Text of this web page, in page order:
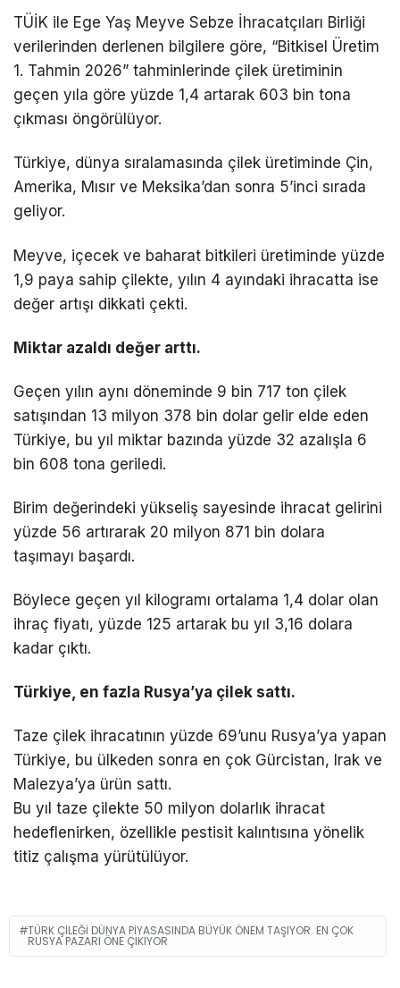
TÜİK ile Ege Yaş Meyve Sebze İhracatçıları Birliği
verilerinden derlenen bilgilere göre, “Bitkisel Üretim
1. Tahmin 2026” tahminlerinde çilek üretiminin
geçen yıla göre yüzde 1,4 artarak 603 bin tona
çıkması öngörülüyor.
Türkiye, dünya sıralamasında çilek üretiminde Çin,
Amerika, Mısır ve Meksika’dan sonra 5’inci sırada
geliyor.
Meyve, içecek ve baharat bitkileri üretiminde yüzde
1,9 paya sahip çilekte, yılın 4 ayındaki ihracatta ise
değer artışı dikkati çekti.
Miktar azaldı değer arttı.
Geçen yılın aynı döneminde 9 bin 717 ton çilek
satışından 13 milyon 378 bin dolar gelir elde eden
Türkiye, bu yıl miktar bazında yüzde 32 azalışla 6
bin 608 tona geriledi.
Birim değerindeki yükseliş sayesinde ihracat gelirini
yüzde 56 artırarak 20 milyon 871 bin dolara
taşımayı başardı.
Böylece geçen yıl kilogramı ortalama 1,4 dolar olan
ihraç fiyatı, yüzde 125 artarak bu yıl 3,16 dolara
kadar çıktı.
Türkiye, en fazla Rusya’ya çilek sattı.
Taze çilek ihracatının yüzde 69’unu Rusya’ya yapan
Türkiye, bu ülkeden sonra en çok Gürcistan, Irak ve
Malezya’ya ürün sattı.
Bu yıl taze çilekte 50 milyon dolarlık ihracat
hedeflenirken, özellikle pestisit kalıntısına yönelik
titiz çalışma yürütülüyor.
TÜRK ÇILEĞI DÜNYA PIYASASINDA BÜYÜK ÖNEM TAŞIYOR. EN ÇOK
RUSYA PAZARI ÖNE ÇIKIYOR